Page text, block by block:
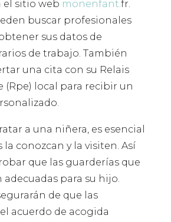
el sitio web monenfant. fr.
buscar profesionales
sus datos de
de trabajo. También
una cita con su Relais
(Rpe) local para recibir un
a una niñera, es esencial
la conozcan y la visiten. Así
que las guarderías que
adecuadas para su hijo.
de que las
acuerdo de acogida